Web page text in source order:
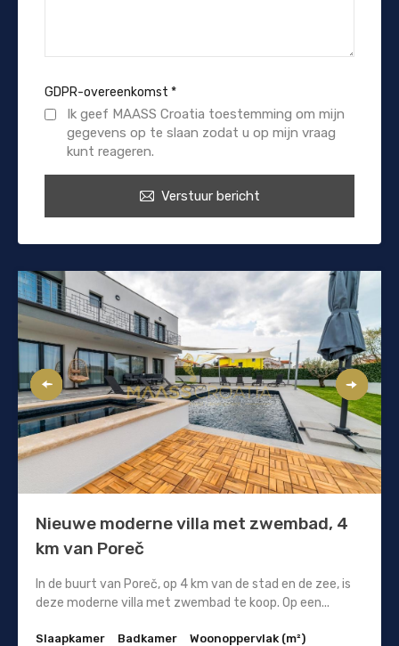
GDPR-overeenkomst *
Ik geef MAASS Croatia toestemming om mijn
gegevens op te slaan zodat u op mijn vraag
kunt reageren.
Verstuur bericht
Nieuwe moderne villa met zwembad, 4
km van Poreč
In de buurt van Poreč, op 4 km van de stad en de zee, is
deze moderne villa met zwembad te koop. Op een...
Slaapkamer
Badkamer
Woonoppervlak (m²)